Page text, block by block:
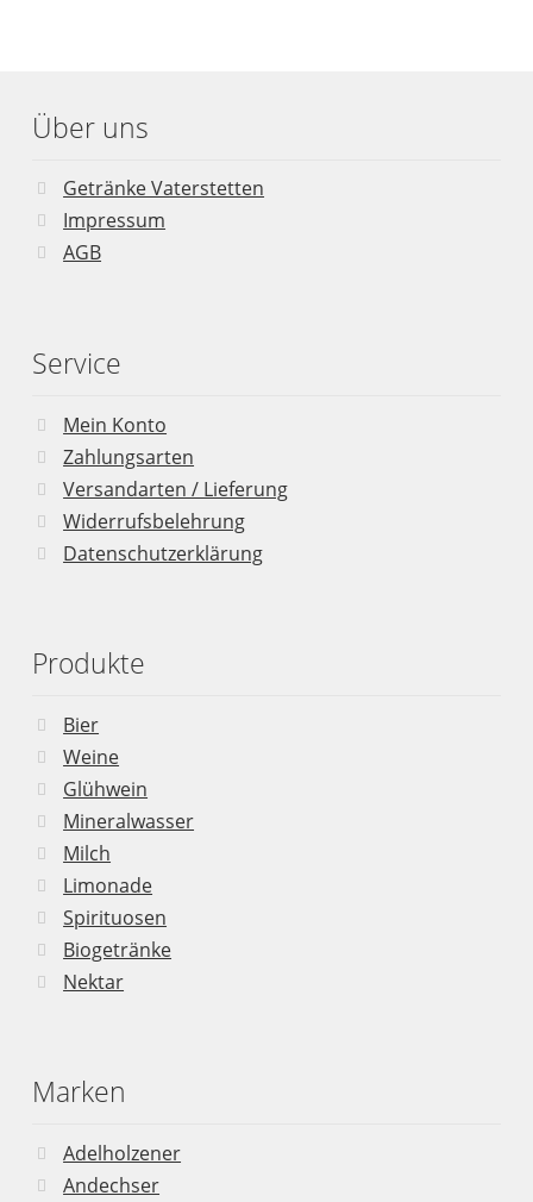
Über uns
Getränke Vaterstetten
Impressum
AGB
Service
Mein Konto
Zahlungsarten
Versandarten / Lieferung
Widerrufsbelehrung
Datenschutzerklärung
Produkte
Bier
Weine
Glühwein
Mineralwasser
Milch
Limonade
Spirituosen
Biogetränke
Nektar
Marken
Adelholzener
Andechser